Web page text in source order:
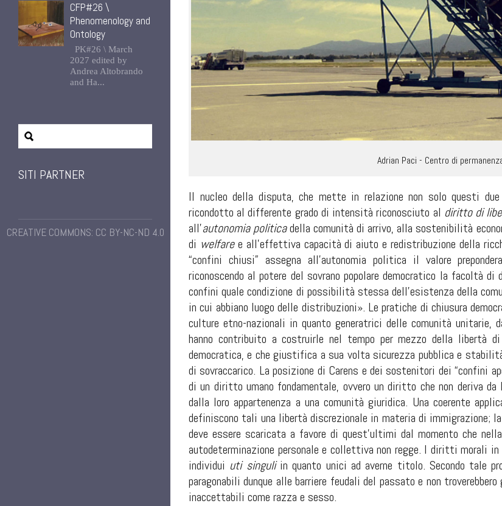
CFP#26 \
Phenomenology and
Ontology
PK#26 \ March
2027 edited by
Andrea Altobrando
and Ha...
SITI PARTNER
CREATIVE COMMONS: CC BY-NC-ND 4.0
Adrian Paci - Centro di
Il nucleo della disputa, che mette in relazione non solo questi
ricondotto al differente grado di intensità riconosciuto al diritto di
all’autonomia politicadella comunità di arrivo, alla sostenibilità
di welfaree all’effettiva capacità di aiuto e redistribuzione della
“confini chiusi” assegna all’autonomia politica il valore
riconoscendo al potere del sovrano popolare democratico la facoltà
confini quale condizione di possibilità stessa dell’esistenza della
in cui abbiano luogo delle distribuzioni». Le pratiche di chiusura
culture etno-nazionali in quanto generatrici delle comunità unitarie,
hanno contribuito a costruirle nel tempo per mezzo della libertà
democratica, e che giustifica a sua volta sicurezza pubblica e
di sovraccarico. La posizione di Carens e dei sostenitori dei “confini
di un diritto umano fondamentale, ovvero un diritto che non deriva
dalla loro appartenenza a una comunità giuridica. Una coerente
definiscono tali una libertà discrezionale in materia di
deve essere scaricata a favore di quest’ultimi dal momento che
autodeterminazione personale e collettiva non regge. I diritti morali
individui uti singuliin quanto unici ad averne titolo. Secondo tale
paragonabili dunque alle barriere feudali del passato e non
inaccettabili come razza e sesso.